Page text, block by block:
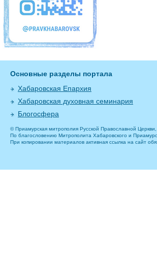
Основные разделы портала
Хабаровская Епархия
Хабаровская духовная семинария
Блогосфера
© Приамурская митрополия Русской Православной
По благословению Митрополита Хабаровского и
При копировании материалов активная ссылка на сайт